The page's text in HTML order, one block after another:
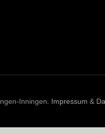
Inningen. Impressum &